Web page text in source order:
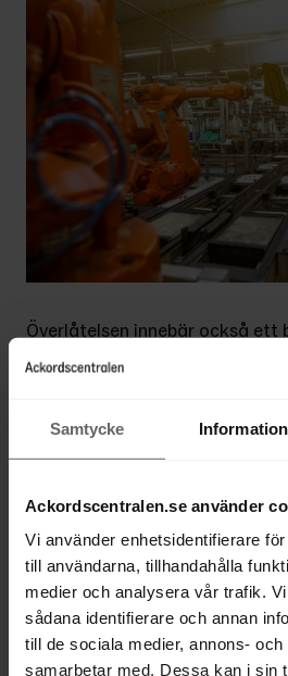
Samtycke Information
Ackordscentralen.se använder
Vi använder enhetsidentifierare
till användarna, tillhandahålla
medier och analysera vår trafik.
sådana identifierare och annan
till de sociala medier, annons-
samarbetar med. Dessa kan i sin
Överlåtelsen innebär också ett
steg i konkursprocessen. Enligt
förlikning med den tidigare
förutsättningar för att de
är klara betonar han att
inklusive staten, nu har bättre
tidigare. Ett
att inledas där samtliga krav
anmälas.